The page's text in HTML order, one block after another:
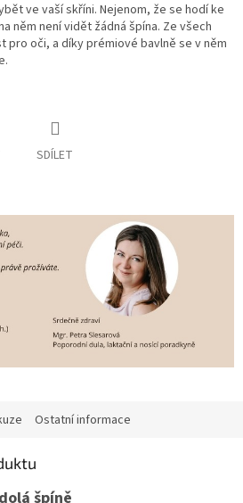
ve vaší skříni. Nejenom, že se hodí ke
něm není vidět žádná špína. Ze všech
pro oči, a díky prémiové bavlně se v něm
SDÍLET
Ostatní informace
špíně